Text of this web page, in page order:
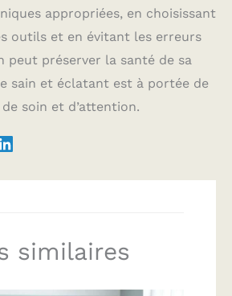
appropriées, en choisissant
outils et en évitant les erreurs
peut préserver la santé de sa
sain et éclatant est à portée de
soin et d’attention.
similaires